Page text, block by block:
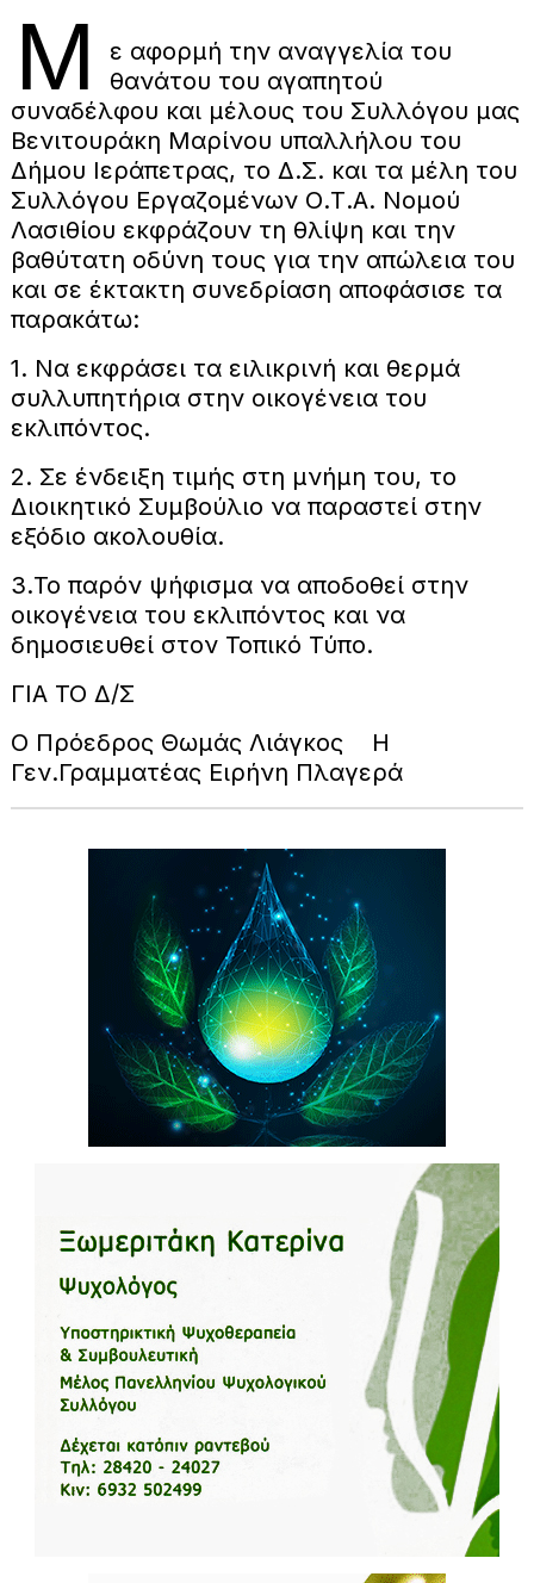
Μ
ε αφορμή την αναγγελία του
θανάτου του αγαπητού
συναδέλφου και μέλους του Συλλόγου μας
Βενιτουράκη Μαρίνου υπαλλήλου του
Δήμου Ιεράπετρας, το Δ.Σ. και τα μέλη του
Συλλόγου Εργαζομένων Ο.Τ.Α. Νομού
Λασιθίου εκφράζουν τη θλίψη και την
βαθύτατη οδύνη τους για την απώλεια του
και σε έκτακτη συνεδρίαση αποφάσισε τα
παρακάτω:
1. Να εκφράσει τα ειλικρινή και θερμά
συλλυπητήρια στην οικογένεια του
εκλιπόντος.
2. Σε ένδειξη τιμής στη μνήμη του, το
Διοικητικό Συμβούλιο να παραστεί στην
εξόδιο ακολουθία.
3.Το παρόν ψήφισμα να αποδοθεί στην
οικογένεια του εκλιπόντος και να
δημοσιευθεί στον Τοπικό Τύπο.
ΓΙΑ ΤΟ Δ/Σ
Ο Πρόεδρος Θωμάς Λιάγκος Η
Γεν.Γραμματέας Ειρήνη Πλαγερά